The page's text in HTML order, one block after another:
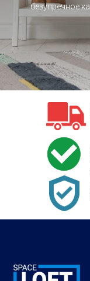
безупречное